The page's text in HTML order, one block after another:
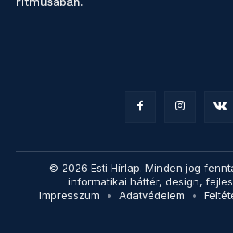
© 2026 Esti Hírlap. Minden jog
informatikai háttér, design,
Impresszum
Adatvédelem